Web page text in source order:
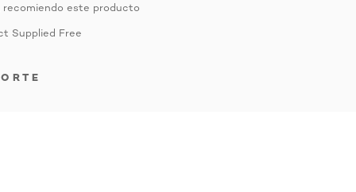
recomiendo este producto
Supplied Free